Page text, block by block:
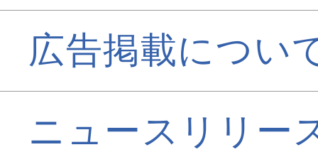
広告掲載につい
ニュースリリー